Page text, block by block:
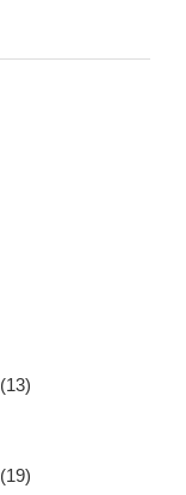
(13)
(19)